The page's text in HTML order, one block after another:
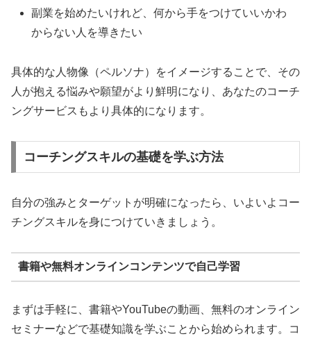
副業を始めたいけれど、何から手をつけていいかわ
からない人を導きたい
具体的な人物像（ペルソナ）をイメージすることで、その
人が抱える悩みや願望がより鮮明になり、あなたのコーチ
ングサービスもより具体的になります。
コーチングスキルの基礎を学ぶ方法
自分の強みとターゲットが明確になったら、いよいよコー
チングスキルを身につけていきましょう。
書籍や無料オンラインコンテンツで自己学習
まずは手軽に、書籍やYouTubeの動画、無料のオンライン
セミナーなどで基礎知識を学ぶことから始められます。コ